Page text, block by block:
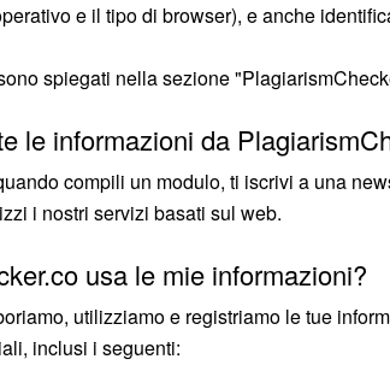
e il tipo di browser), e anche
spiegati nella sezione
le informazioni da
compili un modulo, ti iscrivi a una
i nostri servizi basati sul web.
usa le mie informazioni?
utilizziamo e registriamo le tue
inclusi i seguenti: